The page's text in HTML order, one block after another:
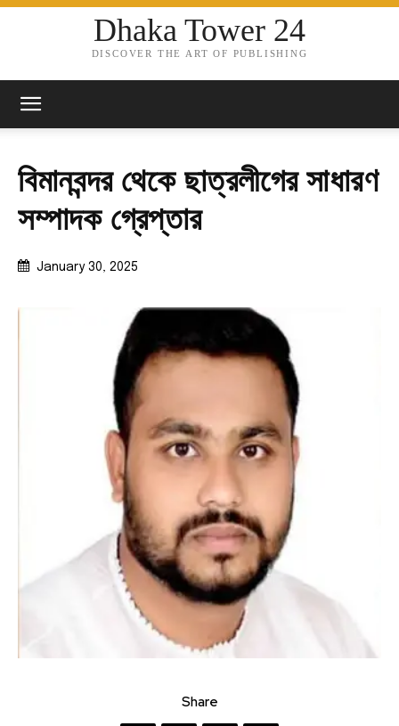
Dhaka Tower 24
DISCOVER THE ART OF PUBLISHING
বিমানবন্দর থেকে ছাত্রলীগের সাধারণ
সম্পাদক গ্রেপ্তার
January 30, 2025
Share